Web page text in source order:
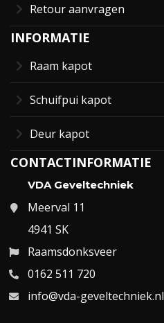
Retour aanvragen
INFORMATIE
Raam kapot
Schuifpui kapot
Deur kapot
CONTACTINFORMATIE
VDA Geveltechniek
Meerval 11
4941 SK
Raamsdonksveer
0162 511 720
info@vda-geveltechniek.nl